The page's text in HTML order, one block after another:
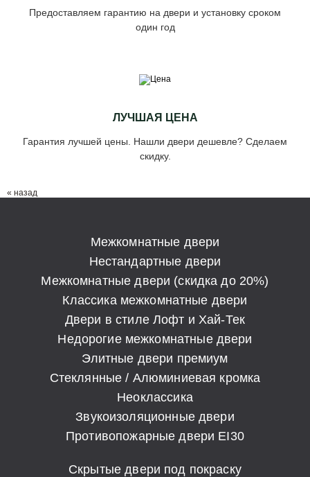
Предоставляем гарантию на двери и установку сроком
один год
ЛУЧШАЯ ЦЕНА
Гарантия лучшей цены. Нашли двери дешевле? Сделаем
скидку.
« назад
Межкомнатные двери
Нестандартные двери
Межкомнатные двери (скидка до 20%)
Классика межкомнатные двери
Двери в стиле Лофт и Хай-Тек
Недорогие межкомнатные двери
Элитные двери премиум
Стеклянные / Алюминиевая кромка
Неоклассика
Звукоизоляционные двери
Противопожарные двери EI30
Скрытые двери под покраску